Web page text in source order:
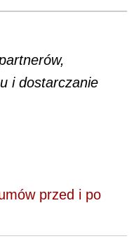
i dostarczanie
przed i po